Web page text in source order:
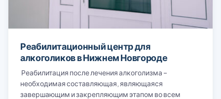
Реабилитационный центр для
алкоголиков в Нижнем Новгороде
Реабилитация после лечения алкоголизма –
необходимая составляющая, являющаяся
завершающим и закрепляющим этапом во всем